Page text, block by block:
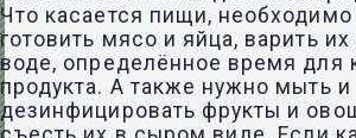
Что касается пищи,
готовить мясо и яйца, варить
воде, определённое время для
продукта. А также нужно мыть и
дезинфицировать фрукты и